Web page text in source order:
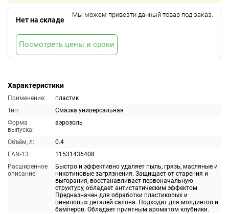
Характеристики
Применение:
пластик
Тип:
Смазка универсальная
Форма
выпуска:
аэрозоль
Объём, л:
0.4
EAN-13:
11531436408
Расширенное
описание:
Быстро и эффективно удаляет пыль, грязь, масляные и
никотиновые загрязнения. Защищает от старения и
выгорания, восстанавливает первоначальную
структуру, обладает антистатическим эффектом.
Предназначен для обработки пластиковых и
виниловых деталей салона. Подходит для молдингов и
бамперов. Обладает приятным ароматом клубники.
Нет на складе
Мы можем привезти данный товар под заказ.
Посмотреть цены и сроки